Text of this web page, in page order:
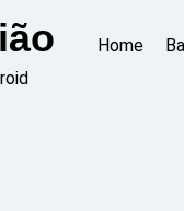
Home